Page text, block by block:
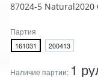
Партия
161031 200413
Наличие партии: 1